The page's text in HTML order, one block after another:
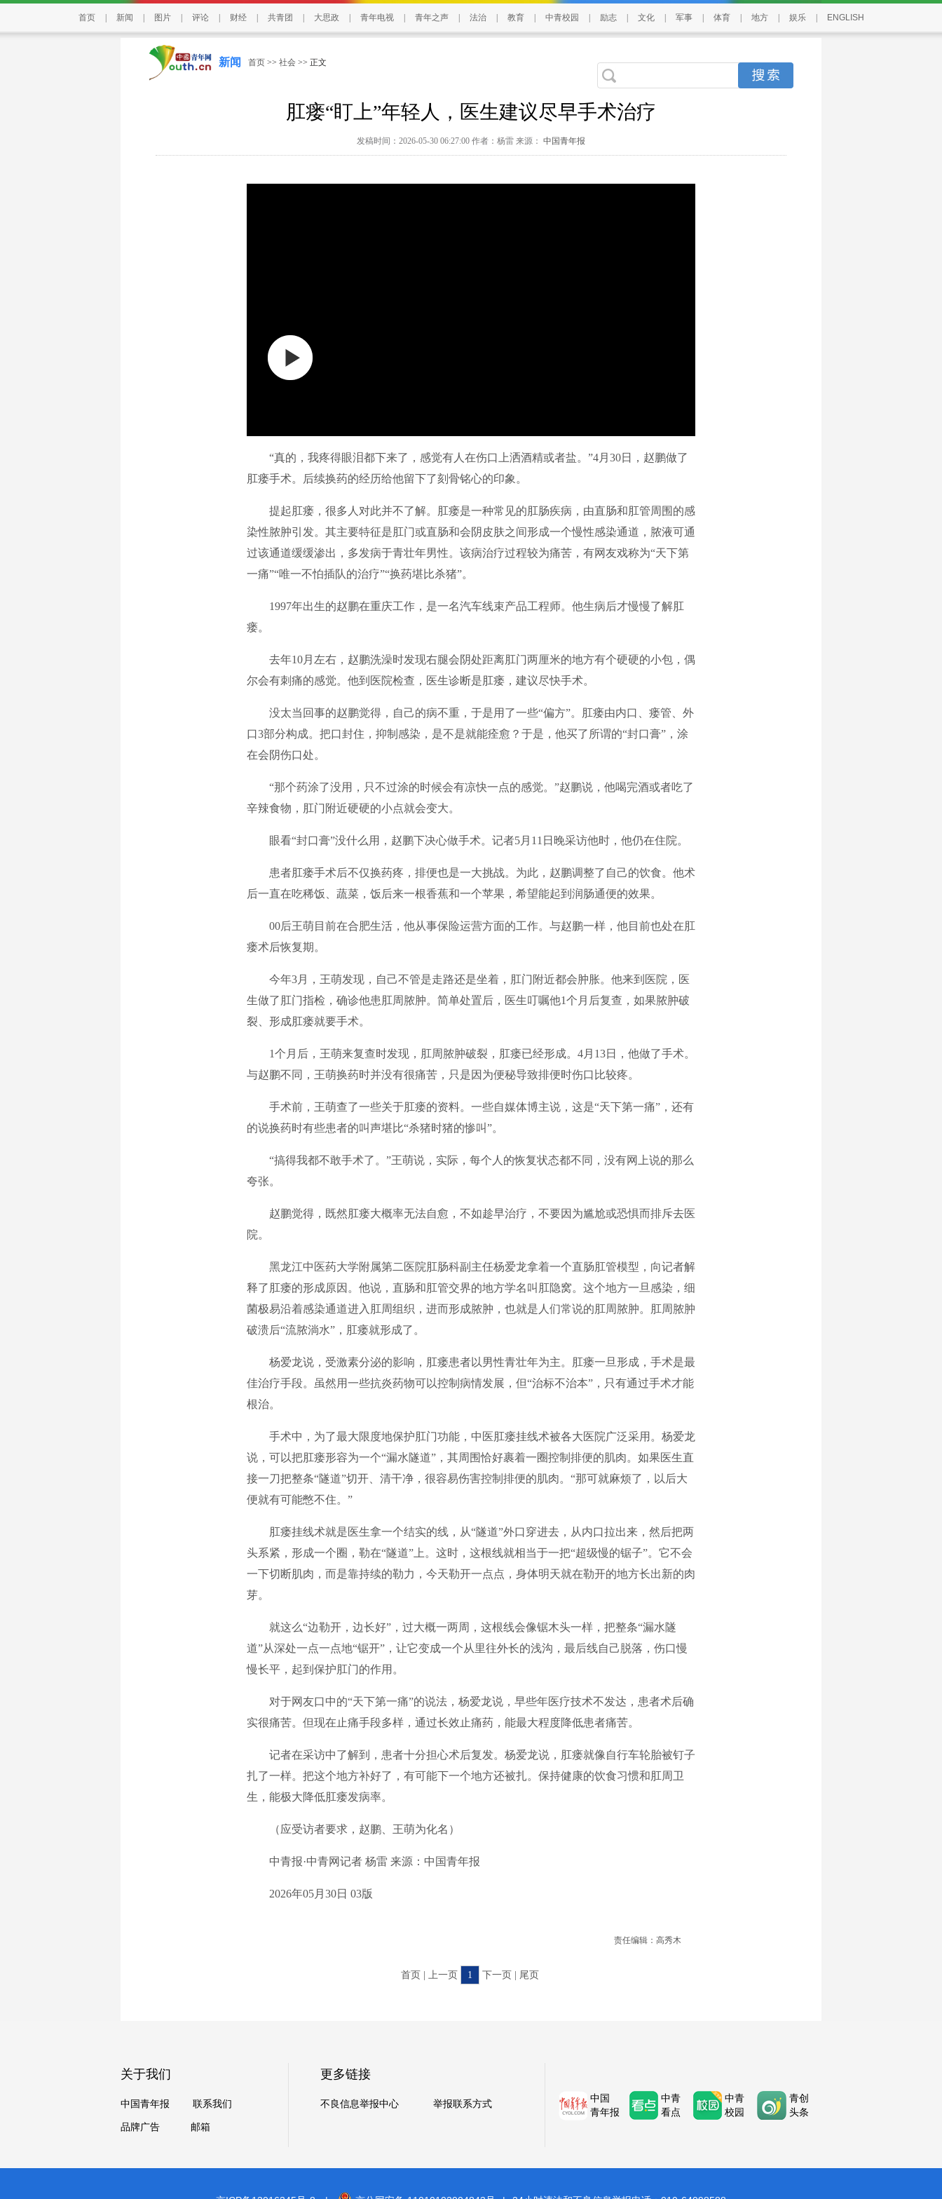
首页 新闻 图片 评论 财经 共青团 大思政 青年电视 青年之声 法治 教育 中青校园 励志 文化 军事 体育 地方 娱乐 ENGLISH
新闻 首页 >> 社会 >> 正文
肛瘘“盯上”年轻人，医生建议尽早手术治疗
发稿时间：2026-05-30 06:27:00 作者：杨雷 来源： 中国青年报
“真的，我疼得眼泪都下来了，感觉有人在伤口上洒酒精或者盐。”4月30日，赵鹏做了
肛瘘手术。后续换药的经历给他留下了刻骨铭心的印象。
提起肛瘘，很多人对此并不了解。肛瘘是一种常见的肛肠疾病，由直肠和肛管周围的感
染性脓肿引发。其主要特征是肛门或直肠和会阴皮肤之间形成一个慢性感染通道，脓液可通
过该通道缓缓渗出，多发病于青壮年男性。该病治疗过程较为痛苦，有网友戏称为“天下第
一痛”“唯一不怕插队的治疗”“换药堪比杀猪”。
1997年出生的赵鹏在重庆工作，是一名汽车线束产品工程师。他生病后才慢慢了解肛
瘘。
去年10月左右，赵鹏洗澡时发现右腿会阴处距离肛门两厘米的地方有个硬硬的小包，偶
尔会有刺痛的感觉。他到医院检查，医生诊断是肛瘘，建议尽快手术。
没太当回事的赵鹏觉得，自己的病不重，于是用了一些“偏方”。肛瘘由内口、瘘管、外
口3部分构成。把口封住，抑制感染，是不是就能痊愈？于是，他买了所谓的“封口膏”，涂
在会阴伤口处。
“那个药涂了没用，只不过涂的时候会有凉快一点的感觉。”赵鹏说，他喝完酒或者吃了
辛辣食物，肛门附近硬硬的小点就会变大。
眼看“封口膏”没什么用，赵鹏下决心做手术。记者5月11日晚采访他时，他仍在住院。
患者肛瘘手术后不仅换药疼，排便也是一大挑战。为此，赵鹏调整了自己的饮食。他术
后一直在吃稀饭、蔬菜，饭后来一根香蕉和一个苹果，希望能起到润肠通便的效果。
00后王萌目前在合肥生活，他从事保险运营方面的工作。与赵鹏一样，他目前也处在肛
瘘术后恢复期。
今年3月，王萌发现，自己不管是走路还是坐着，肛门附近都会肿胀。他来到医院，医
生做了肛门指检，确诊他患肛周脓肿。简单处置后，医生叮嘱他1个月后复查，如果脓肿破
裂、形成肛瘘就要手术。
1个月后，王萌来复查时发现，肛周脓肿破裂，肛瘘已经形成。4月13日，他做了手术。
与赵鹏不同，王萌换药时并没有很痛苦，只是因为便秘导致排便时伤口比较疼。
手术前，王萌查了一些关于肛瘘的资料。一些自媒体博主说，这是“天下第一痛”，还有
的说换药时有些患者的叫声堪比“杀猪时猪的惨叫”。
“搞得我都不敢手术了。”王萌说，实际，每个人的恢复状态都不同，没有网上说的那么
夸张。
赵鹏觉得，既然肛瘘大概率无法自愈，不如趁早治疗，不要因为尴尬或恐惧而排斥去医
院。
黑龙江中医药大学附属第二医院肛肠科副主任杨爱龙拿着一个直肠肛管模型，向记者解
释了肛瘘的形成原因。他说，直肠和肛管交界的地方学名叫肛隐窝。这个地方一旦感染，细
菌极易沿着感染通道进入肛周组织，进而形成脓肿，也就是人们常说的肛周脓肿。肛周脓肿
破溃后“流脓淌水”，肛瘘就形成了。
杨爱龙说，受激素分泌的影响，肛瘘患者以男性青壮年为主。肛瘘一旦形成，手术是最
佳治疗手段。虽然用一些抗炎药物可以控制病情发展，但“治标不治本”，只有通过手术才能
根治。
手术中，为了最大限度地保护肛门功能，中医肛瘘挂线术被各大医院广泛采用。杨爱龙
说，可以把肛瘘形容为一个“漏水隧道”，其周围恰好裹着一圈控制排便的肌肉。如果医生直
接一刀把整条“隧道”切开、清干净，很容易伤害控制排便的肌肉。“那可就麻烦了，以后大
便就有可能憋不住。”
肛瘘挂线术就是医生拿一个结实的线，从“隧道”外口穿进去，从内口拉出来，然后把两
头系紧，形成一个圈，勒在“隧道”上。这时，这根线就相当于一把“超级慢的锯子”。它不会
一下切断肌肉，而是靠持续的勒力，今天勒开一点点，身体明天就在勒开的地方长出新的肉
芽。
就这么“边勒开，边长好”，过大概一两周，这根线会像锯木头一样，把整条“漏水隧
道”从深处一点一点地“锯开”，让它变成一个从里往外长的浅沟，最后线自己脱落，伤口慢
慢长平，起到保护肛门的作用。
对于网友口中的“天下第一痛”的说法，杨爱龙说，早些年医疗技术不发达，患者术后确
实很痛苦。但现在止痛手段多样，通过长效止痛药，能最大程度降低患者痛苦。
记者在采访中了解到，患者十分担心术后复发。杨爱龙说，肛瘘就像自行车轮胎被钉子
扎了一样。把这个地方补好了，有可能下一个地方还被扎。保持健康的饮食习惯和肛周卫
生，能极大降低肛瘘发病率。
（应受访者要求，赵鹏、王萌为化名）
中青报·中青网记者 杨雷 来源：中国青年报
2026年05月30日 03版
责任编辑：高秀木
首页 | 上一页 1 下一页 | 尾页
关于我们
中国青年报 联系我们
品牌广告 邮箱
更多链接
不良信息举报中心 举报联系方式
中国
青年报
中青
看点
中青
校园
青创
头条